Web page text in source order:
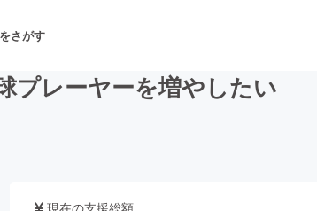
さがす
プレーヤーを増やしたい
現在の支援総額